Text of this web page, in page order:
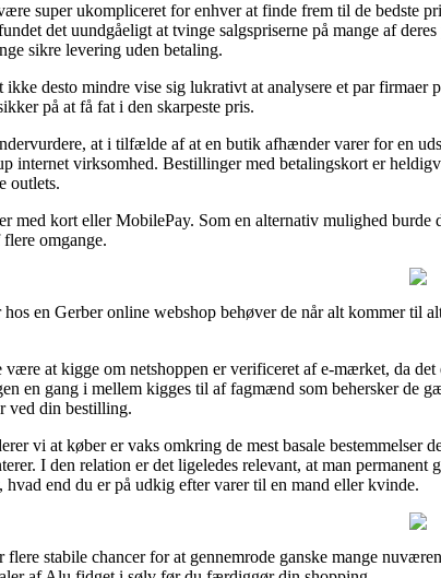
super ukompliceret for enhver at finde frem til de bedste
det uundgåeligt at tvinge salgspriserne på mange af
sikre levering uden betaling.
ikke desto mindre vise sig lukrativt at analysere et par
på at få fat i den skarpeste pris.
at i tilfælde af at en butik afhænder varer for en
internet virksomhed. Bestillinger med betalingskort er
outlets.
med kort eller MobilePay. Som en alternativ mulighed
omgange.
en Gerber online webshop behøver de når alt kommer til
at kigge om netshoppen er verificeret af e-mærket, da
en gang i mellem kigges til af fagmænd som behersker de
ved din bestilling.
vi at køber er vaks omkring de mest basale
I den relation er det ligeledes relevant, at man
end du er på udkig efter varer til en mand eller kvinde.
flere stabile chancer for at gennemrode ganske mange